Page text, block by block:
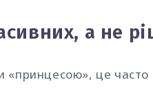
а не
«принцесою», це